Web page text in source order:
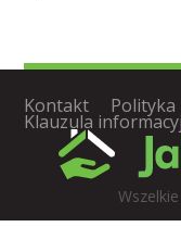
Kontakt
Klauzula